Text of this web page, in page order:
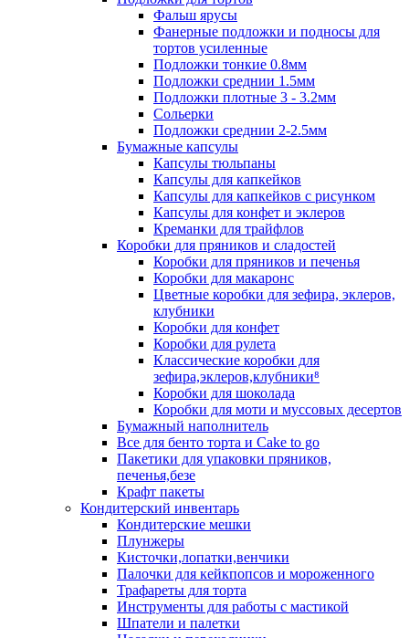
Фальш ярусы
Фанерные подложки и подносы для
тортов усиленные
Подложки тонкие 0.8мм
Подложки среднии 1.5мм
Подложки плотные 3 - 3.2мм
Сольерки
Подложки среднии 2-2.5мм
Бумажные капсулы
Капсулы тюльпаны
Капсулы для капкейков
Капсулы для капкейков с рисунком
Капсулы для конфет и эклеров
Креманки для трайфлов
Коробки для пряников и сладостей
Коробки для пряников и печенья
Коробки для макаронс
Цветные коробки для зефира, эклеров,
клубники
Коробки для конфет
Коробки для рулета
Классические коробки для
зефира,эклеров,клубники⁸
Коробки для шоколада
Коробки для моти и муссовых десертов
Бумажный наполнитель
Все для бенто торта и Cake to go
Пакетики для упаковки пряников,
печенья,безе
Крафт пакеты
Кондитерский инвентарь
Кондитерские мешки
Плунжеры
Кисточки,лопатки,венчики
Палочки для кейкпопсов и мороженного
Трафареты для торта
Инструменты для работы с мастикой
Шпатели и палетки